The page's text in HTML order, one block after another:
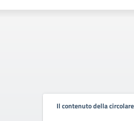
Il contenuto della